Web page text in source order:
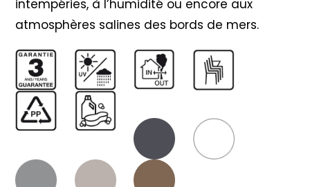
intempéries, à l’humidité ou encore aux
atmosphères salines des bords de mers.